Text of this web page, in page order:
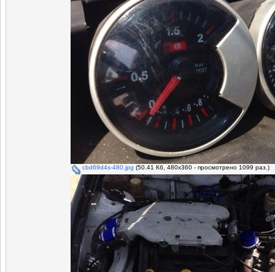
cbd69d4s-480.jpg (50.41 Кб, 480x360 - просмотрено 1099 раз.)